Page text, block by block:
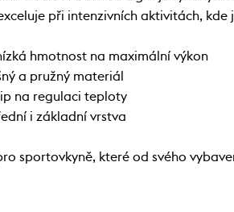
exceluje při intenzivních aktivitách,
hmotnost na maximální výkon
a pružný materiál
na regulaci teploty
i základní vrstva
sportovkyně, které od svého